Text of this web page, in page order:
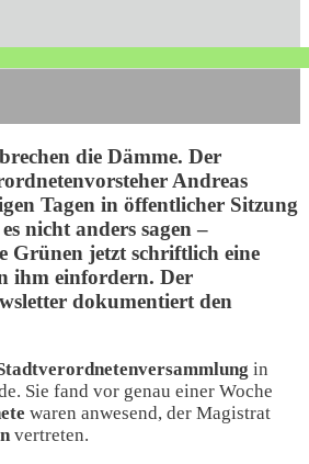
die Dämme. Der
Andreas
Tagen in öffentlicher Sitzung
nicht anders sagen –
Grünen jetzt schriftlich eine
ihm einfordern. Der
dokumentiert den
in
Sie fand vor genau einer Woche
waren anwesend, der Magistrat
vertreten.